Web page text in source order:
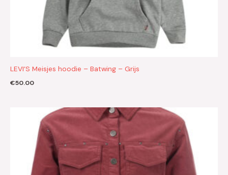
LEVI’S Meisjes hoodie – Batwing – Grijs
€50.00